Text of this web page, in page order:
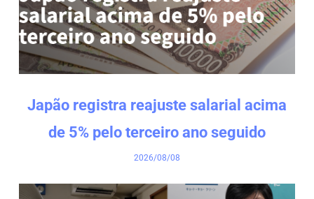
Japão registra reajuste salarial acima
de 5% pelo terceiro ano seguido
2026/08/08